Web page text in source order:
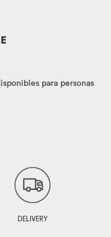
para personas
DELIVERY